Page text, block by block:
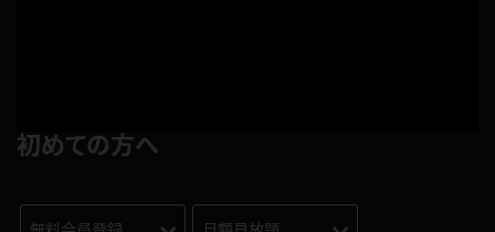
初めての方へ